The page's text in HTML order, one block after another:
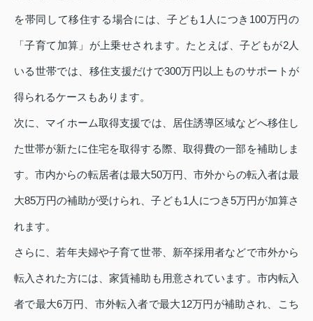
を帯同して移住する場合には、子ども1人につき100万円の
「子育て加算」が上乗せされます。たとえば、子どもが2人
いる世帯では、移住支援だけで300万円以上ものサポートが
得られるケースもあります。
次に、マイホーム取得支援では、居住誘導区域などへ移住し
た世帯が新たに住宅を取得する際、取得費の一部を補助しま
す。市内からの転居者は最大50万円、市外からの転入者は最
大85万円の補助が受けられ、子ども1人につき5万円が加算さ
れます。
さらに、若年夫婦や子育て世帯、新卒採用者などで市外から
転入された方には、家賃補助も用意されています。市内転入
者で最大6万円、市外転入者で最大12万円が補助され、こち